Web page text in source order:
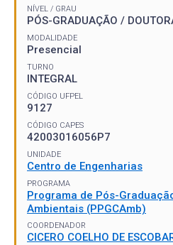
NÍVEL / GRAU
PÓS-GRADUAÇÃO /
MODALIDADE
Presencial
TURNO
INTEGRAL
CÓDIGO UFPEL
9127
CÓDIGO CAPES
42003016056P7
UNIDADE
Centro de Engenharias
PROGRAMA
Programa de Pós-
Ambientais (PPGCAmb)
COORDENADOR
CICERO COELHO DE